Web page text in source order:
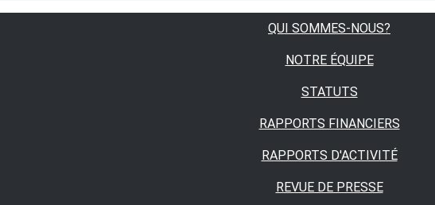
QUI SOMMES-NOUS?
NOTRE ÉQUIPE
STATUTS
RAPPORTS FINANCIERS
RAPPORTS D'ACTIVITÉ
REVUE DE PRESSE